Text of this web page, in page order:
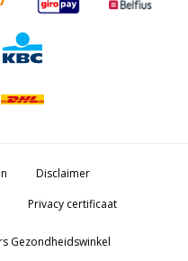
Disclaimer
Privacy certificaat
Gezondheidswinkel